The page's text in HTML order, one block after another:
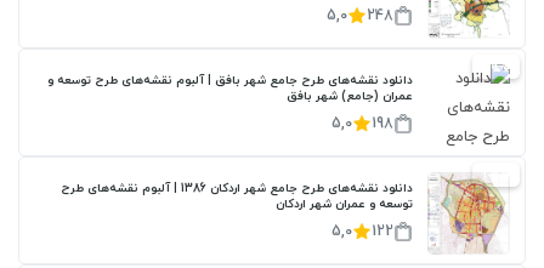
248
5,0
20%
دانلود نقشه‌های طرح جامع شهر بافق | آلبوم نقشه‌های طرح توسعه و
عمران (جامع) شهر بافق
198
5,0
20%
دانلود نقشه‌های طرح جامع شهر اردکان 1386 | آلبوم نقشه‌های طرح
توسعه و عمران شهر اردکان
122
5,0